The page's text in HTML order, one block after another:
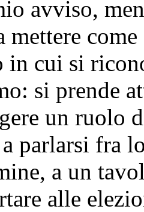
avviso,
in cui si
si prende
un ruolo
parlarsi fra
a un
alle